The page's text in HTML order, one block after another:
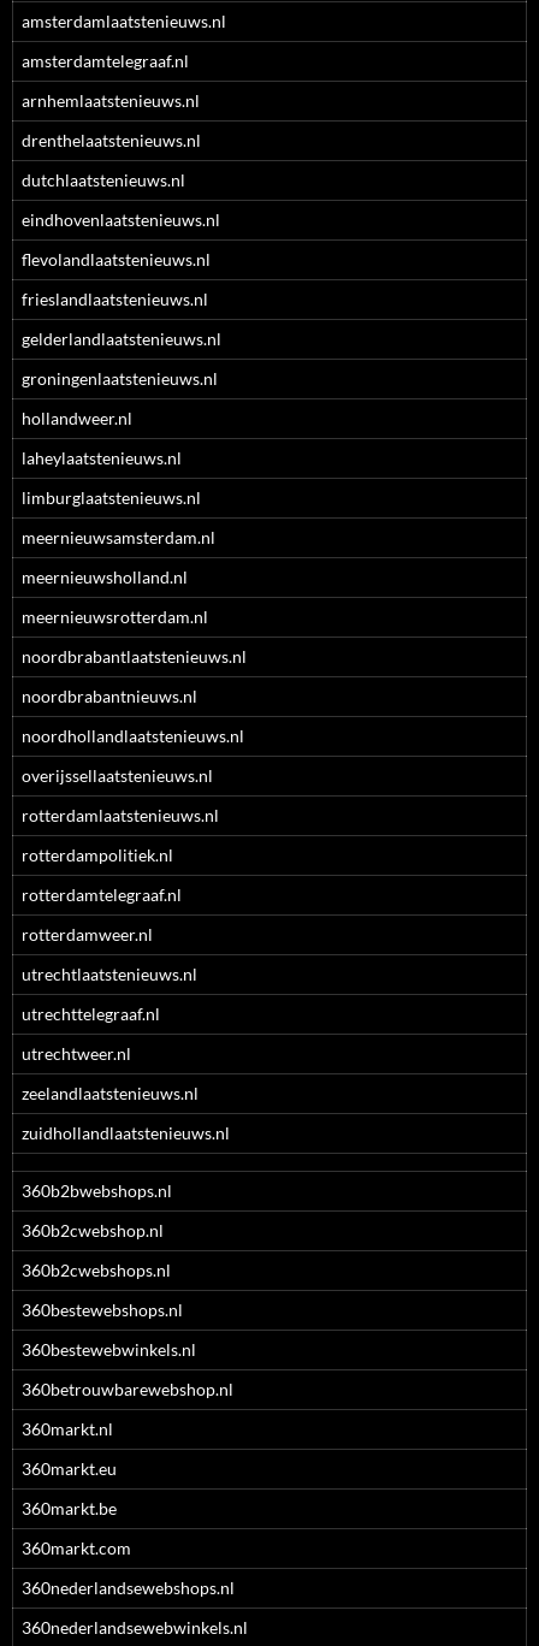
amsterdamlaatstenieuws.nl
amsterdamtelegraaf.nl
arnhemlaatstenieuws.nl
drenthelaatstenieuws.nl
dutchlaatstenieuws.nl
eindhovenlaatstenieuws.nl
flevolandlaatstenieuws.nl
frieslandlaatstenieuws.nl
gelderlandlaatstenieuws.nl
groningenlaatstenieuws.nl
hollandweer.nl
laheylaatstenieuws.nl
limburglaatstenieuws.nl
meernieuwsamsterdam.nl
meernieuwsholland.nl
meernieuwsrotterdam.nl
noordbrabantlaatstenieuws.nl
noordbrabantnieuws.nl
noordhollandlaatstenieuws.nl
overijssellaatstenieuws.nl
rotterdamlaatstenieuws.nl
rotterdampolitiek.nl
rotterdamtelegraaf.nl
rotterdamweer.nl
utrechtlaatstenieuws.nl
utrechttelegraaf.nl
utrechtweer.nl
zeelandlaatstenieuws.nl
zuidhollandlaatstenieuws.nl
360b2bwebshops.nl
360b2cwebshop.nl
360b2cwebshops.nl
360bestewebshops.nl
360bestewebwinkels.nl
360betrouwbarewebshop.nl
360markt.nl
360markt.eu
360markt.be
360markt.com
360nederlandsewebshops.nl
360nederlandsewebwinkels.nl